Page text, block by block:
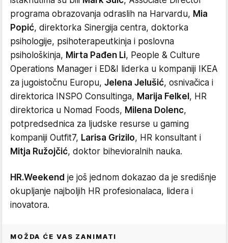
programa obrazovanja odraslih na Harvardu, Mia
Popić, direktorka Sinergija centra, doktorka
psihologije, psihoterapeutkinja i poslovna
psihološkinja, Mirta Pađen Li, People & Culture
Operations Manager i ED&I liderka u kompaniji IKEA
za jugoistočnu Europu, Jelena Jelušić, osnivačica i
direktorica INSPO Consultinga, Marija Felkel , HR
direktorica u Nomad Foods, Milena Dolenc,
potpredsednica za ljudske resurse u gaming
kompaniji Outfit7, Larisa Grizilo, HR konsultant i
Mitja Ružojčić, doktor bihevioralnih nauka.
HR.Weekend je još jednom dokazao da je središnje
okupljanje najboljih HR profesionalaca, lidera i
inovatora.
MOŽDA ĆE VAS ZANIMATI